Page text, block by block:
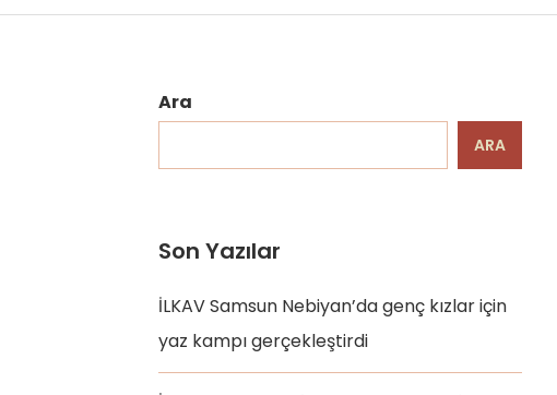
Ara
ARA
Son Yazılar
İLKAV Samsun Nebiyan’da genç kızlar için
yaz kampı gerçekleştirdi